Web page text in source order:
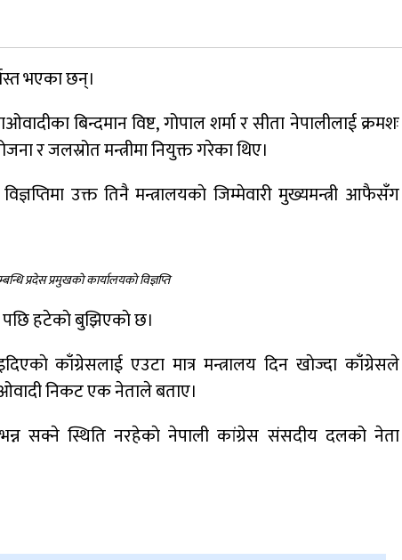
नृपध्वज निरौलाको इजलासले उक्त निर्णय
खारेजको आदेश गरेको हो ।
दुर्घटना, एकको मृत्यु
भएका छन्।
बिन्दमान विष्ट, गोपाल शर्मा र सीता नेपालीलाई क्रमशः
र जलस्रोत मन्त्रीमा नियुक्त गरेका थिए।
उक्त तिनै मन्त्रालयकाे जिम्मेवारी मुख्यमन्त्री आफैसँग
प्रदेस प्रमुखकाे कार्यालयकाे विज्ञप्ति
पछि हटेकाे बुझिएकाे छ।
काँग्रेसलाई एउटा मात्र मन्त्रालय दिन खाेज्दा काँग्रेसले
निकट एक नेताले बताए।
सक्ने स्थिति नरहेकाे नेपाली कांग्रेस संसदीय दलको नेता